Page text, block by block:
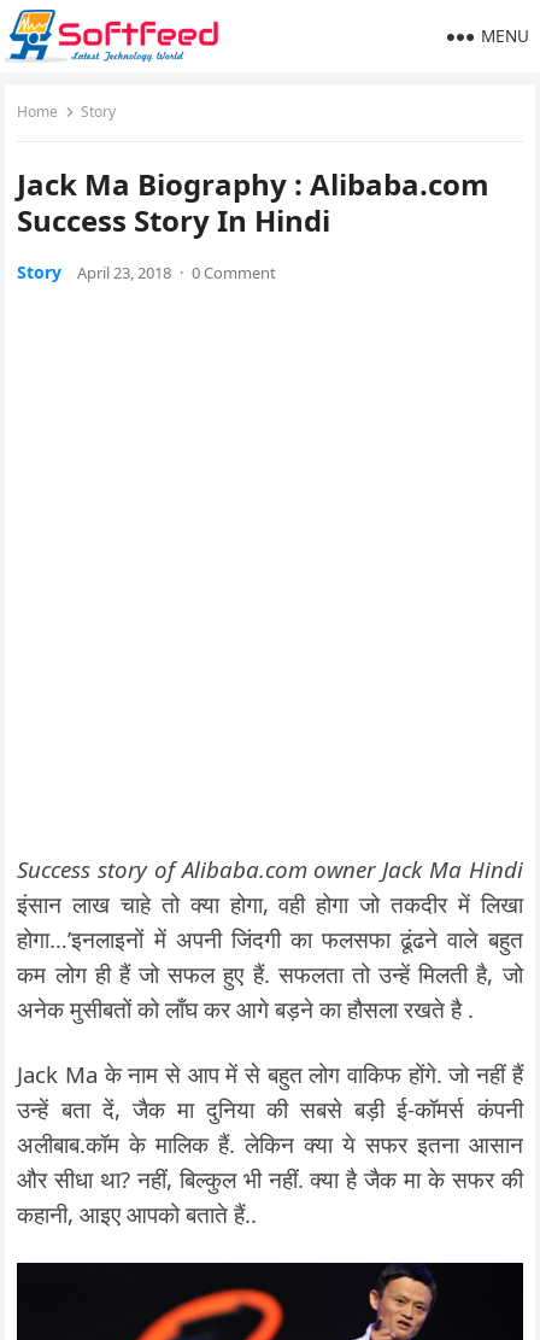
MENU
Home Story
Jack Ma Biography : Alibaba.com
Success Story In Hindi
Story April 23, 2018 · 0 Comment
Success story of Alibaba.com owner Jack Ma Hindi
इंसान लाख चाहे तो क्या होगा, वही होगा जो तकदीर में लिखा
होगा…’इनलाइनों में अपनी जिंदगी का फलसफा ढूंढने वाले बहुत
कम लोग ही हैं जो सफल हुए हैं. सफलता तो उन्हें मिलती है, जो
अनेक मुसीबतों को लाँघ कर आगे बड़ने का हौसला रखते है .
Jack Ma के नाम से आप में से बहुत लोग वाकिफ होंगे. जो नहीं हैं
उन्हें बता दें, जैक मा दुनिया की सबसे बड़ी ई-कॉमर्स कंपनी
अलीबाब.कॉम के मालिक हैं. लेकिन क्या ये सफर इतना आसान
और सीधा था? नहीं, बिल्कुल भी नहीं. क्या है जैक मा के सफर की
कहानी, आइए आपको बताते हैं..